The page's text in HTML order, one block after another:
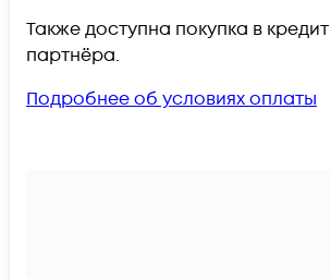
Также доступна покупка в
партнёра.
Подробнее об условиях оплаты